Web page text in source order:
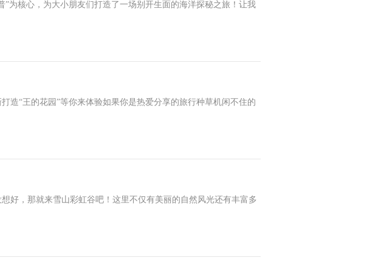
为核心，为大小朋友们打造了一场别开生面的海洋探秘之旅！让我
造“王的花园”等你来体验如果你是热爱分享的旅行种草机闲不住的
好，那就来雪山彩虹谷吧！这里不仅有美丽的自然风光还有丰富多